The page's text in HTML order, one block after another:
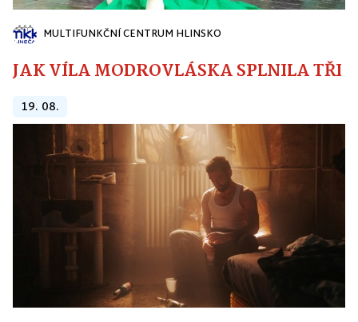
MULTIFUNKČNÍ CENTRUM HLINSKO
JAK VÍLA MODROVLÁSKA SPLNILA
19. 08.